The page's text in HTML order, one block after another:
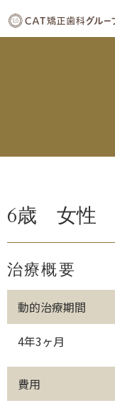
6歳 女性
治療概要
動的治療期間
4年3ヶ月
費用